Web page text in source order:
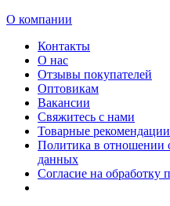
О компании
Контакты
О нас
Отзывы покупателей
Оптовикам
Вакансии
Свяжитесь с нами
Товарные рекомендации
Политика в отношении
данных
Согласие на обработку